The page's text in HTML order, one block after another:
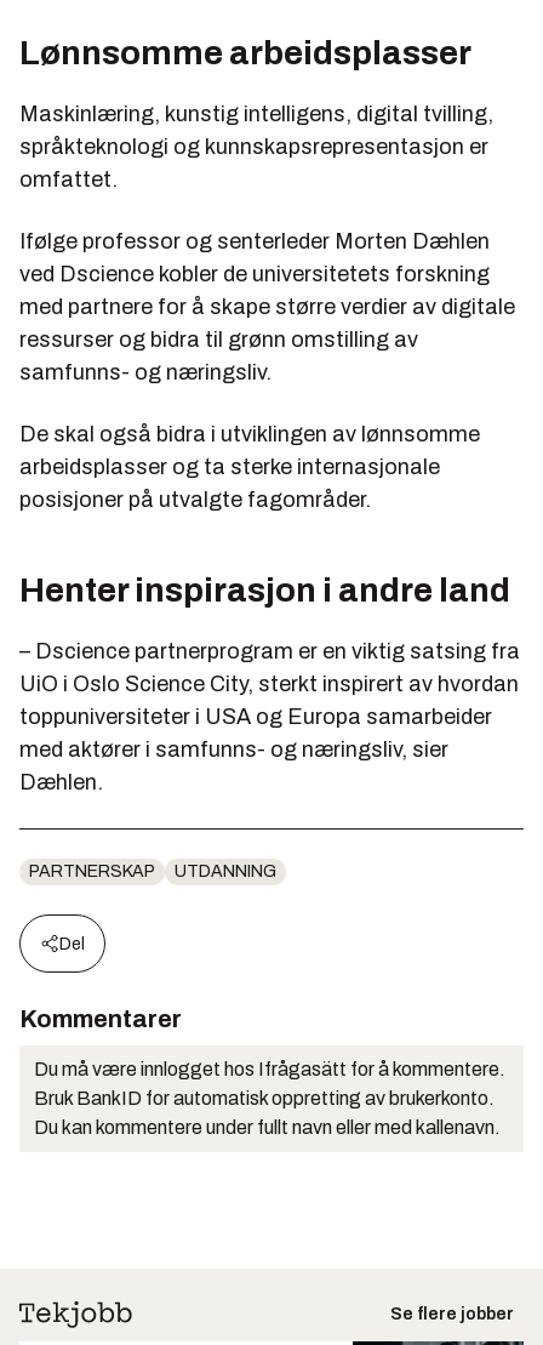
Lønnsomme arbeidsplasser
Maskinlæring, kunstig intelligens, digital tvilling,
språkteknologi og kunnskapsrepresentasjon er
omfattet.
Ifølge professor og senterleder Morten Dæhlen
ved Dscience kobler de universitetets forskning
med partnere for å skape større verdier av digitale
ressurser og bidra til grønn omstilling av
samfunns- og næringsliv.
De skal også bidra i utviklingen av lønnsomme
arbeidsplasser og ta sterke internasjonale
posisjoner på utvalgte fagområder.
Henter inspirasjon i andre land
– Dscience partnerprogram er en viktig satsing fra
UiO i Oslo Science City, sterkt inspirert av hvordan
toppuniversiteter i USA og Europa samarbeider
med aktører i samfunns- og næringsliv, sier
Dæhlen.
PARTNERSKAP UTDANNING
Del
Kommentarer
Du må være innlogget hos Ifrågasätt for å kommentere.
Bruk BankID for automatisk oppretting av brukerkonto.
Du kan kommentere under fullt navn eller med kallenavn.
Se flere jobber